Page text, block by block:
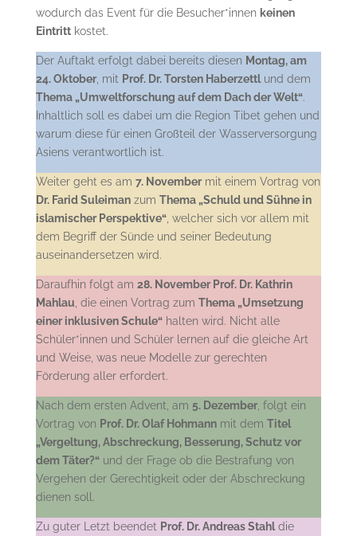
wodurch das Event für die Besucher*innen keinen
Eintrittkostet.
Der Auftakt erfolgt dabei bereits diesen Montag, am
24. Oktober, mit Prof. Dr. Torsten Haberzettlund dem
Thema „Umweltforschung auf dem Dach der Welt“.
Inhaltlich soll es dabei um die Region Tibet gehen und
warum diese für einen Großteil der Wasserversorgung
Asiens verantwortlich ist.
Weiter geht es am 7. Novembermit einem Vortrag von
Dr. Farid Suleimanzum Thema „Schuld und Sühne in
islamischer Perspektive“, welcher sich vor allem mit
dem Begriff der Sünde und seiner Bedeutung
auseinandersetzen wird.
Daraufhin folgt am 28. November Prof. Dr. Kathrin
Mahlau , die einen Vortrag zum Thema „Umsetzung
einer inklusiven Schule“halten wird. Nicht alle
Schüler*innen und Schüler lernen auf die gleiche Art
und Weise, was neue Modelle zur gerechten
Förderung aller erfordert.
Nach dem ersten Advent, am 5. Dezember, folgt ein
Vortrag von Prof. Dr. Olaf Hohmannmit dem Titel
„Vergeltung, Abschreckung, Besserung, Schutz vor
dem Täter?“und der Frage ob die Bestrafung von
Vergehen der Gerechtigkeit oder der Abschreckung
dienen soll.
Zu guter Letzt beendet Prof. Dr. Andreas Stahldie